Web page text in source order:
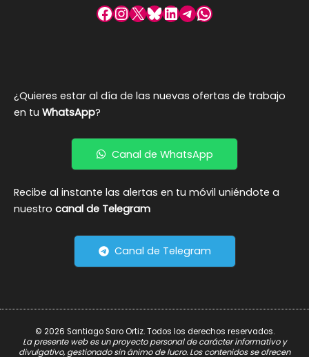
Facebook
Instagram
X Bluesky
LinkedIn
Telegram
WhatsApp
¿Quieres estar al día de las nuevas ofertas de trabajo
en tu WhatsApp?
Canal de WhatsApp
Recibe al instante las alertas en tu móvil uniéndote a
nuestro canal de Telegram
Canal de Telegram
© 2026 Santiago Saro Ortiz. Todos los derechos reservados.
La presente web es un proyecto personal de carácter informativo y
divulgativo, gestionado sin ánimo de lucro. Los contenidos se ofrecen